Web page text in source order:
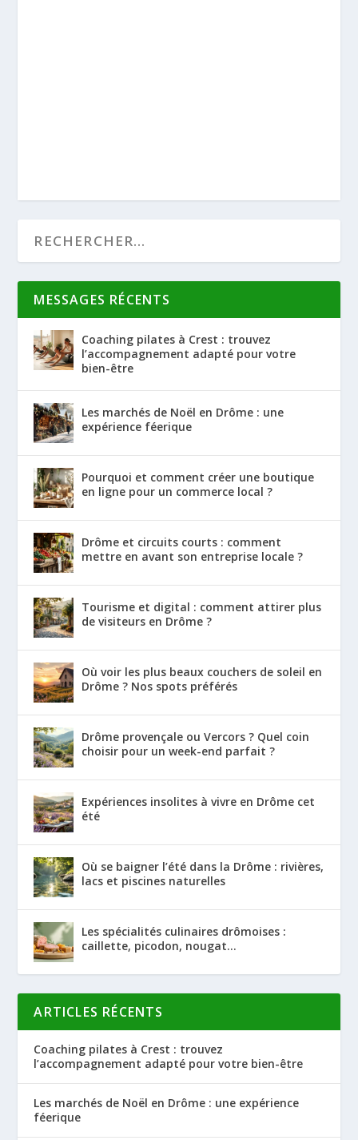
MESSAGES RÉCENTS
Coaching pilates à Crest : trouvez
l’accompagnement adapté pour votre
bien-être
Les marchés de Noël en Drôme : une
expérience féerique
Pourquoi et comment créer une boutique
en ligne pour un commerce local ?
Drôme et circuits courts : comment
mettre en avant son entreprise locale ?
Tourisme et digital : comment attirer plus
de visiteurs en Drôme ?
Où voir les plus beaux couchers de soleil en
Drôme ? Nos spots préférés
Drôme provençale ou Vercors ? Quel coin
choisir pour un week-end parfait ?
Expériences insolites à vivre en Drôme cet
été
Où se baigner l’été dans la Drôme : rivières,
lacs et piscines naturelles
Les spécialités culinaires drômoises :
caillette, picodon, nougat…
ARTICLES RÉCENTS
Coaching pilates à Crest : trouvez
l’accompagnement adapté pour votre bien-être
Les marchés de Noël en Drôme : une expérience
féerique